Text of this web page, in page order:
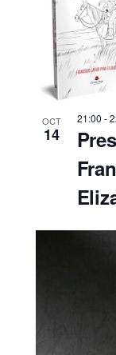
OCT
14
21:00 -